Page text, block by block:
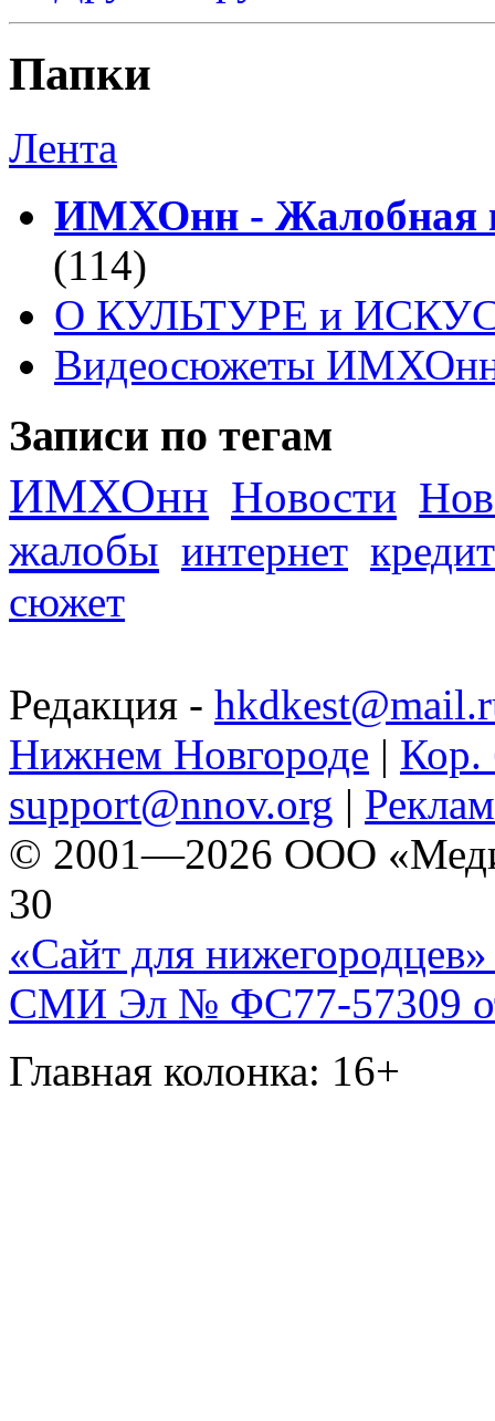
Папки
Лента
ИМХОнн - Жалобная
(114)
О КУЛЬТУРЕ и
Видеосюжеты
Записи по тегам
ИМХОнн Новости
жалобы интернет кредит
сюжет
Редакция -
Нижнем Новгороде | Кор.
support@nnov.org |
© 2001—2026 ООО
30
«Сайт для нижегородцев»
СМИ Эл № ФС77-57309
Главная колонка: 16+